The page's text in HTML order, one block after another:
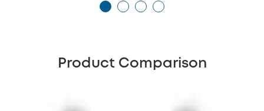
Product Comparison